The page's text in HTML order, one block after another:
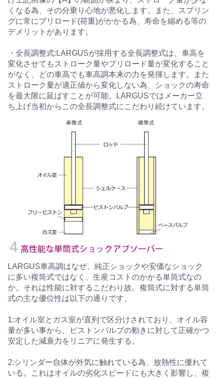
くなる為、その分乗り心地が悪化します。また、スプリン
グに常にプリロード(荷重)がかかる為、寿命を縮める等の
デメリットがあります。
・全長調整式:LARGUSが採用する全長調整式は、車高を
変化させてもストローク量やプリロード量が変化すること
がなく、どの車高でも車高調本来の力を発揮します。また
ストローク量が適正値から変化しない為、ショックの寿命
を最大限に延ばすことが可能。LARGUSではメーカー立
ち上げ当初からこの全長調整式にこだわり続けています。
LARGUS車高調はなぜ、純正ショックや安価なショック
に多い複筒式ではなく、生産コストのかかる単筒式なの
か。それは性能に対するこだわり故。複筒式に対する単筒
式の主な優位性は以下の通りです。
1:オイル室とガス室が直列で区分けされており、オイル容
量が多い事から、ピストンバルブの動きに対して正確かつ
安定した減衰力をリニアに発生する。
2:シリンダー自体が外気に触れている為、放熱性に優れて
いる。これはオイルの劣化スピードにも大きく影響し、複